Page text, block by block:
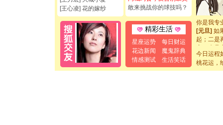
[王心凌] 花的嫁纱
敢来挑战你的球技吗？
精彩生活
星座运势
每日财运
花边新闻
魔鬼辞典
情感测试
生活笑话
[元旦]看
断电。爱
你是我专
[元旦]如
起；二是
离。水晶
[元旦]当
泣，这痛
卖了。水
今日运程
桃花运，